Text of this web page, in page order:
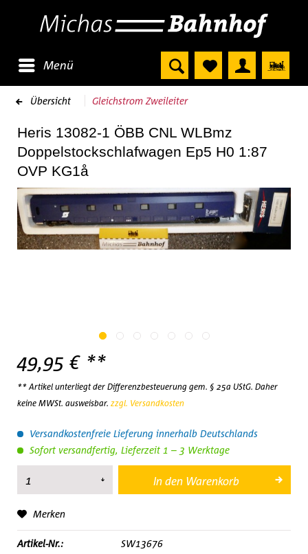
Menü
Übersicht Gleichstrom Zweileiter
Heris 13082-1 ÖBB CNL WLBmz
Doppelstockschlafwagen Ep5 H0 1:87
OVP KG1å
49,95 € **
** Artikel unterliegt der Differenzbesteuerung gem. § 25a UStG. Daher
keine MWSt. ausweisbar. zzgl. Versandkosten
Versandkostenfreie Lieferung innerhalb Deutschlands
Sofort versandfertig, Lieferzeit 1 – 3 Werktage
In den Warenkorb
Merken
Artikel-Nr.: SW13676